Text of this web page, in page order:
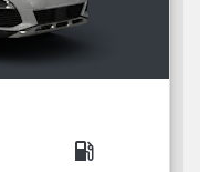
local_gas_station